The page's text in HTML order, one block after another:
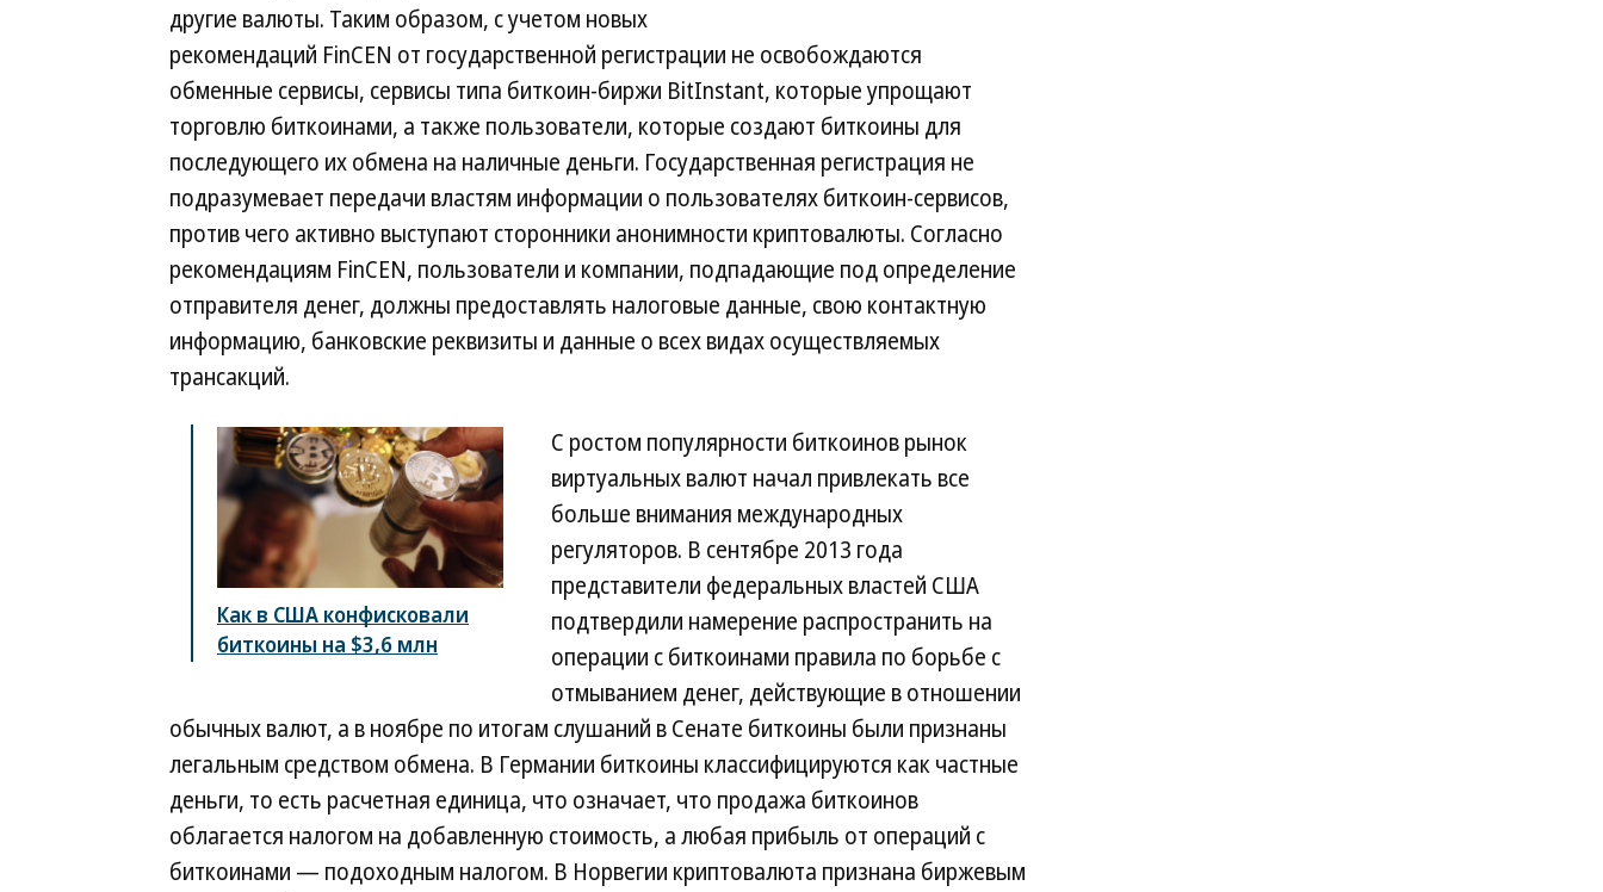
другие валюты. Таким образом, с учетом новых
рекомендаций FinCEN от государственной регистрации не освобождаются
обменные сервисы, сервисы типа биткоин-биржи BitInstant, которые упрощают
торговлю биткоинами, а также пользователи, которые создают биткоины для
последующего их обмена на наличные деньги. Государственная регистрация не
подразумевает передачи властям информации о пользователях биткоин-сервисов,
против чего активно выступают сторонники анонимности криптовалюты. Согласно
рекомендациям FinCEN, пользователи и компании, подпадающие под определение
отправителя денег, должны предоставлять налоговые данные, свою контактную
информацию, банковские реквизиты и данные о всех видах осуществляемых
трансакций.
Как в США конфисковали
биткоины на $3,6 млн
С ростом популярности биткоинов рынок
виртуальных валют начал привлекать все
больше внимания международных
регуляторов. В сентябре 2013 года
представители федеральных властей США
подтвердили намерение распространить на
операции с биткоинами правила по борьбе с
отмыванием денег, действующие в отношении
обычных валют, а в ноябре по итогам слушаний в Сенате биткоины были признаны
легальным средством обмена. В Германии биткоины классифицируются как частные
деньги, то есть расчетная единица, что означает, что продажа биткоинов
облагается налогом на добавленную стоимость, а любая прибыль от операций с
биткоинами — подоходным налогом. В Норвегии криптовалюта признана биржевым